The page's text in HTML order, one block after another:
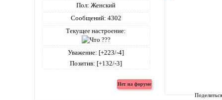
Пол: Женский
Сообщений: 4302
Текущее настроение:
Уважение: [+223/-4]
Позитив: [+132/-3]